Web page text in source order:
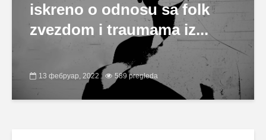
iskreno o odnosu sa folk
zvezdom i traumama iz...
13 фебруар, 2022 589 pregleda